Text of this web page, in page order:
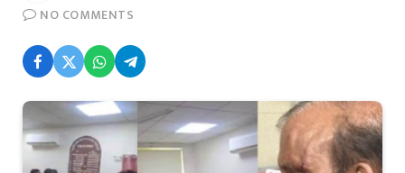
NO COMMENTS